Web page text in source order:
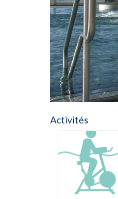
Activités